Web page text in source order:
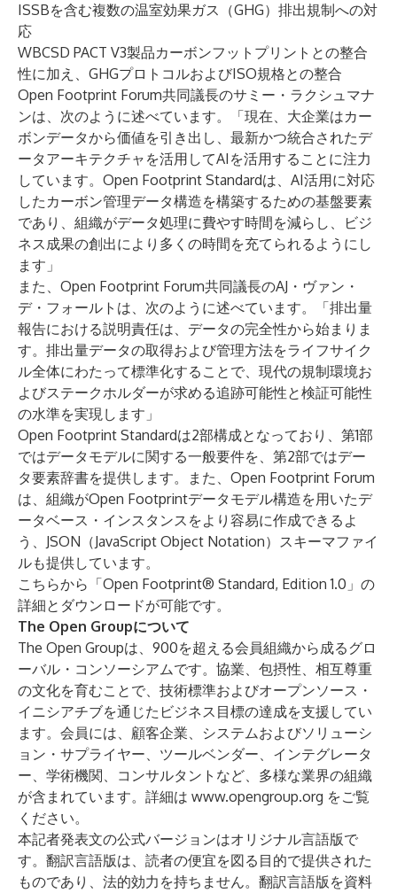
ISSBを含む複数の温室効果ガス（GHG）排出規制への対
応
WBCSD PACT V3製品カーボンフットプリントとの整合
性に加え、GHGプロトコルおよびISO規格との整合
Open Footprint Forum共同議長のサミー・ラクシュマナ
ンは、次のように述べています。「現在、大企業はカー
ボンデータから価値を引き出し、最新かつ統合されたデ
ータアーキテクチャを活用してAIを活用することに注力
しています。Open Footprint Standardは、AI活用に対応
したカーボン管理データ構造を構築するための基盤要素
であり、組織がデータ処理に費やす時間を減らし、ビジ
ネス成果の創出により多くの時間を充てられるようにし
ます」
また、Open Footprint Forum共同議長のAJ・ヴァン・
デ・フォールトは、次のように述べています。「排出量
報告における説明責任は、データの完全性から始まりま
す。排出量データの取得および管理方法をライフサイク
ル全体にわたって標準化することで、現代の規制環境お
よびステークホルダーが求める追跡可能性と検証可能性
の水準を実現します」
Open Footprint Standardは2部構成となっており、第1部
ではデータモデルに関する一般要件を、第2部ではデー
タ要素辞書を提供します。また、Open Footprint Forum
は、組織がOpen Footprintデータモデル構造を用いたデ
ータベース・インスタンスをより容易に作成できるよ
う、JSON（JavaScript Object Notation）スキーマファイ
ルも提供しています。
こちらから「Open Footprint® Standard, Edition 1.0 」の
詳細とダウンロードが可能です。
The Open Groupについて
The Open Groupは、900を超える会員組織から成るグロ
ーバル・コンソーシアムです。協業、包摂性、相互尊重
の文化を育むことで、技術標準およびオープンソース・
イニシアチブを通じたビジネス目標の達成を支援してい
ます。会員には、顧客企業、システムおよびソリューシ
ョン・サプライヤー、ツールベンダー、インテグレータ
ー、学術機関、コンサルタントなど、多様な業界の組織
が含まれています。詳細は www.opengroup.org をご覧
ください。
本記者発表文の公式バージョンはオリジナル言語版で
す。翻訳言語版は、読者の便宜を図る目的で提供された
ものであり、法的効力を持ちません。翻訳言語版を資料